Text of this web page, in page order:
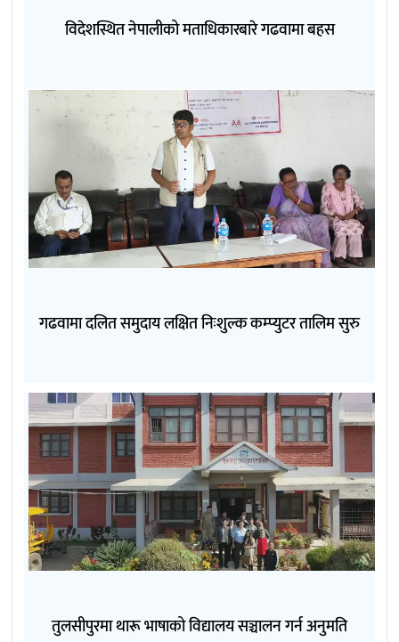
विदेशस्थित नेपालीको मताधिकारबारे गढवामा बहस
गढवामा दलित समुदाय लक्षित निःशुल्क कम्प्युटर तालिम सुरु
तुलसीपुरमा थारू भाषाको विद्यालय सञ्चालन गर्न अनुमति